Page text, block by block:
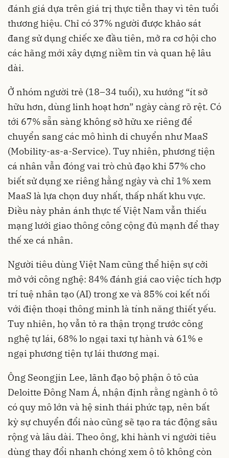
đánh giá dựa trên giá trị thực tiễn thay vì tên tuổi
thương hiệu. Chỉ có 37% người được khảo sát
đang sử dụng chiếc xe đầu tiên, mở ra cơ hội cho
các hãng mới xây dựng niềm tin và quan hệ lâu
dài.
Ở nhóm người trẻ (18–34 tuổi), xu hướng “ít sở
hữu hơn, dùng linh hoạt hơn” ngày càng rõ rệt. Có
tới 67% sẵn sàng không sở hữu xe riêng để
chuyển sang các mô hình di chuyển như MaaS
(Mobility-as-a-Service). Tuy nhiên, phương tiện
cá nhân vẫn đóng vai trò chủ đạo khi 57% cho
biết sử dụng xe riêng hằng ngày và chỉ 1% xem
MaaS là lựa chọn duy nhất, thấp nhất khu vực.
Điều này phản ánh thực tế Việt Nam vẫn thiếu
mạng lưới giao thông công cộng đủ mạnh để thay
thế xe cá nhân.
Người tiêu dùng Việt Nam cũng thể hiện sự cởi
mở với công nghệ: 84% đánh giá cao việc tích hợp
trí tuệ nhân tạo (AI) trong xe và 85% coi kết nối
với điện thoại thông minh là tính năng thiết yếu.
Tuy nhiên, họ vẫn tỏ ra thận trọng trước công
nghệ tự lái, 68% lo ngại taxi tự hành và 61% e
ngại phương tiện tự lái thương mại.
Ông Seongjin Lee, lãnh đạo bộ phận ô tô của
Deloitte Đông Nam Á, nhận định rằng ngành ô tô
có quy mô lớn và hệ sinh thái phức tạp, nên bất
kỳ sự chuyển đổi nào cũng sẽ tạo ra tác động sâu
rộng và lâu dài. Theo ông, khi hành vi người tiêu
dùng thay đổi nhanh chóng xem ô tô không còn